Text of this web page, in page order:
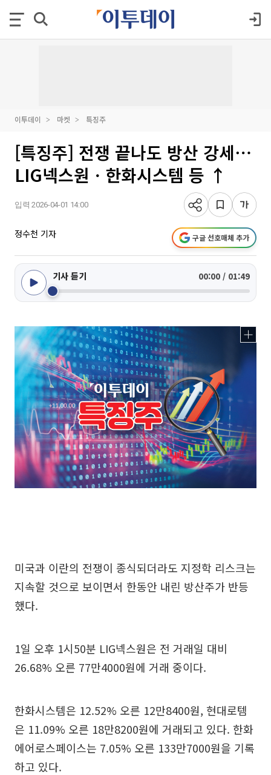
이투데이 마켓 특징주
[특징주] 전쟁 끝나도 방산 강세⋯
LIG넥스원ㆍ한화시스템 등 ↑
입력 2026-04-01 14:00
정수천 기자 구글 선호매체 추가
기사 듣기 00:00 / 01:49
미국과 이란의 전쟁이 종식되더라도 지정학 리스크는
지속할 것으로 보이면서 한동안 내린 방산주가 반등
했다.
1일 오후 1시50분 LIG넥스원은 전 거래일 대비
26.68% 오른 77만4000원에 거래 중이다.
한화시스템은 12.52% 오른 12만8400원, 현대로템
은 11.09% 오른 18만8200원에 거래되고 있다. 한화
에어로스페이스는 7.05% 오른 133만7000원을 기록
하고 있다.